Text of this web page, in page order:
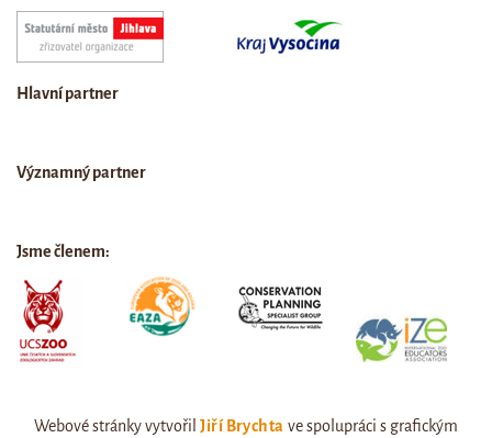
Hlavní partner
Významný partner
Jsme členem:
Webové stránky vytvořilJiří Brychta ve spolupráci s grafickým